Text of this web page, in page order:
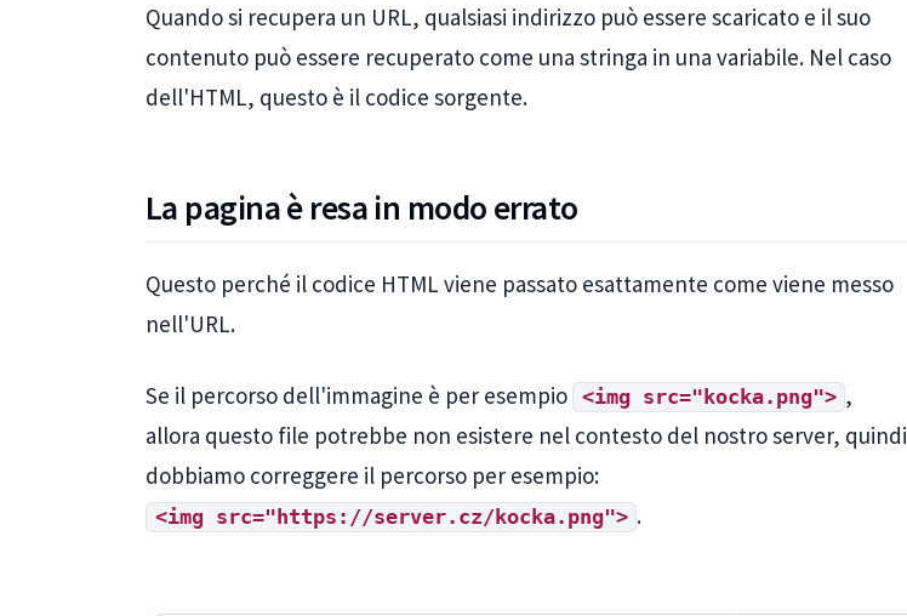
Quando si recupera un URL, qualsiasi indirizzo può essere scaricato e il suo
contenuto può essere recuperato come una stringa in una variabile. Nel caso
dell'HTML, questo è il codice sorgente.
La pagina è resa in modo errato
Questo perché il codice HTML viene passato esattamente come viene messo
nell'URL.
Se il percorso dell'immagine è per esempio <img src="kocka.png"> ,
allora questo file potrebbe non esistere nel contesto del nostro server, quindi
dobbiamo correggere il percorso per esempio:
<img src="https://server.cz/kocka.png"> .